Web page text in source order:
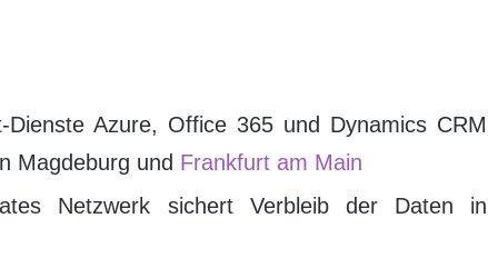
Dienste Azure, Office 365 und Dynamics CRM
Magdeburg und Frankfurt am Main
Netzwerk sichert Verbleib der Daten in